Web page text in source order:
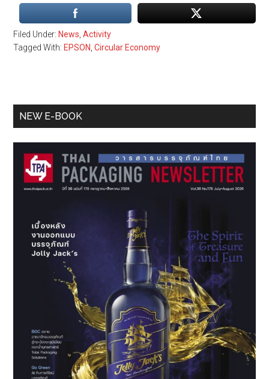
Filed Under: News ,Activity
Tagged With: EPSON ,Circular Economy
Primary
NEW E-BOOK